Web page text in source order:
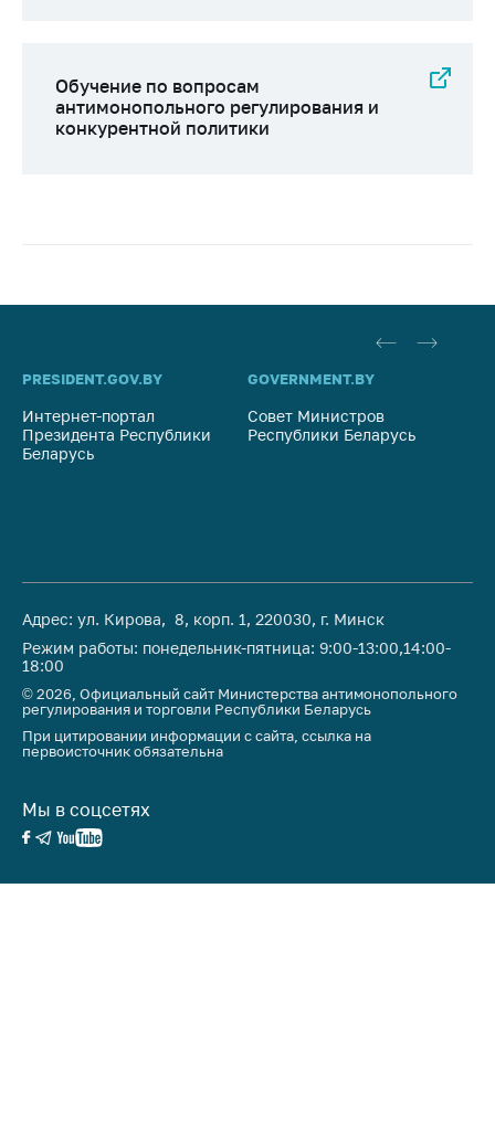
Обучение по вопросам
антимонопольного регулирования и
конкурентной политики
PRESIDENT.GOV.BY
Интернет-портал
Президента Республики
Беларусь
GOVERNMENT.BY
Совет Министров
Республики Беларусь
Адрес: ул. Кирова, 8, корп. 1, 220030, г. Минск
Режим работы: понедельник-пятница: 9:00-13:00,14:00-
18:00
© 2026, Официальный сайт Министерства антимонопольного
регулирования и торговли Республики Беларусь
При цитировании информации с сайта, ссылка на
первоисточник обязательна
Мы в соцсетях